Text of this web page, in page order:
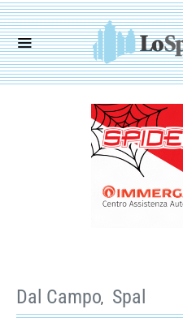
Dal Campo Spal